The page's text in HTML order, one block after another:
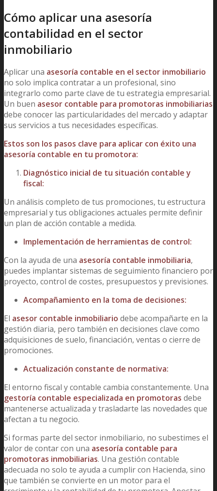
Cómo aplicar una asesoría
contabilidad en el sector
inmobiliario
Aplicar una asesoría contable en el sector inmobiliario
no solo implica contratar a un profesional, sino
integrarlo como parte clave de tu estrategia empresarial.
Un buen asesor contable para promotoras inmobiliarias
debe conocer las particularidades del mercado y adaptar
sus servicios a tus necesidades específicas.
Estos son los pasos clave para aplicar con éxito una
asesoría contable en tu promotora:
Diagnóstico inicial de tu situación contable y
fiscal:
Un análisis completo de tus promociones, tu estructura
empresarial y tus obligaciones actuales permite definir
un plan de acción contable a medida.
Implementación de herramientas de control:
Con la ayuda de una asesoría contable inmobiliaria,
puedes implantar sistemas de seguimiento financiero por
proyecto, control de costes, presupuestos y previsiones.
Acompañamiento en la toma de decisiones:
El asesor contable inmobiliario debe acompañarte en la
gestión diaria, pero también en decisiones clave como
adquisiciones de suelo, financiación, ventas o cierre de
promociones.
Actualización constante de normativa:
El entorno fiscal y contable cambia constantemente. Una
gestoría contable especializada en promotoras debe
mantenerse actualizada y trasladarte las novedades que
afectan a tu negocio.
Si formas parte del sector inmobiliario, no subestimes el
valor de contar con una asesoría contable para
promotoras inmobiliarias. Una gestión contable
adecuada no solo te ayuda a cumplir con Hacienda, sino
que también se convierte en un motor para el